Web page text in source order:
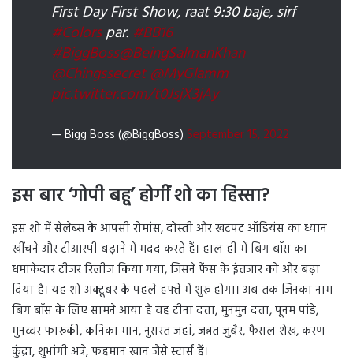
First Day First Show, raat 9:30 baje, sirf
#Colorspar. #BB16
#BiggBoss@BeingSalmanKhan
@Chingssecret @MyGlamm
pic.twitter.com/t0JsjX3jAy
— Bigg Boss (@BiggBoss) September 15, 2022
इस बार ‘गोपी बहू’ होगीं शो का हिस्सा?
इस शो में सेलेब्स के आपसी रोमांस, दोस्ती और खटपट ऑडियंस का ध्यान
खींचने और टीआरपी बढ़ाने में मदद करते हैं। हाल ही में बिग बॉस का
धमाकेदार टीजर रिलीज किया गया, जिसने फैंस के इंतजार को और बढ़ा
दिया है। यह शो अक्टूबर के पहले हफ्ते में शुरू होगा। अब तक जिनका नाम
बिग बॉस के लिए सामने आया है वह टीना दत्ता, मुनमुन दत्ता, पूनम पांडे,
मुनव्वर फारूकी, कनिका मान, नुसरत जहां, जन्नत जुबैर, फैसल शेख, करण
कुंद्रा, शुभांगी अत्रे, फहमान खान जैसे स्टार्स हैं।